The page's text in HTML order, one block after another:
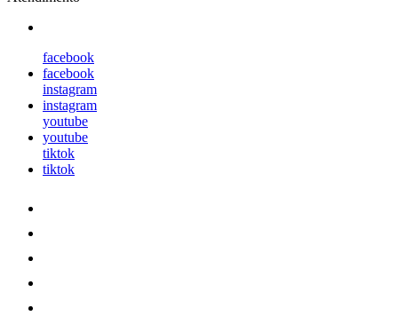
facebook
facebook
instagram
instagram
youtube
youtube
tiktok
tiktok